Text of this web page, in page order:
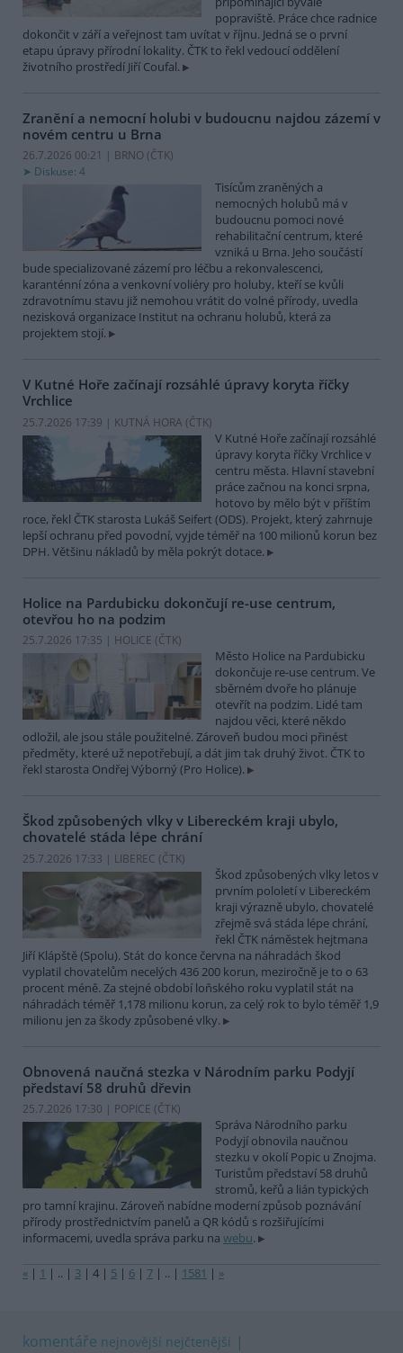
popraviště. Práce chce radnice
dokončit v září a veřejnost tam uvítat v říjnu. Jedná se o první
etapu úpravy přírodní lokality. ČTK to řekl vedoucí oddělení
životního prostředí Jiří Coufal.
Zranění a nemocní holubi v budoucnu najdou zázemí v
novém centru u Brna
26.7.2026 00:21 | BRNO (ČTK)
Diskuse: 4
Tisícům zraněných a
nemocných holubů má v
budoucnu pomoci nové
rehabilitační centrum, které
vzniká u Brna. Jeho součástí
bude specializované zázemí pro léčbu a rekonvalescenci,
karanténní zóna a venkovní voliéry pro holuby, kteří se kvůli
zdravotnímu stavu již nemohou vrátit do volné přírody, uvedla
nezisková organizace Institut na ochranu holubů, která za
projektem stojí.
V Kutné Hoře začínají rozsáhlé úpravy koryta říčky
Vrchlice
25.7.2026 17:39 | KUTNÁ HORA (ČTK)
V Kutné Hoře začínají rozsáhlé
úpravy koryta říčky Vrchlice v
centru města. Hlavní stavební
práce začnou na konci srpna,
hotovo by mělo být v příštím
roce, řekl ČTK starosta Lukáš Seifert (ODS). Projekt, který zahrnuje
lepší ochranu před povodní, vyjde téměř na 100 milionů korun bez
DPH. Většinu nákladů by měla pokrýt dotace.
Holice na Pardubicku dokončují re-use centrum,
otevřou ho na podzim
25.7.2026 17:35 | HOLICE (ČTK)
Město Holice na Pardubicku
dokončuje re-use centrum. Ve
sběrném dvoře ho plánuje
otevřít na podzim. Lidé tam
najdou věci, které někdo
odložil, ale jsou stále použitelné. Zároveň budou moci přinést
předměty, které už nepotřebují, a dát jim tak druhý život. ČTK to
řekl starosta Ondřej Výborný (Pro Holice).
Škod způsobených vlky v Libereckém kraji ubylo,
chovatelé stáda lépe chrání
25.7.2026 17:33 | LIBEREC (ČTK)
Škod způsobených vlky letos v
prvním pololetí v Libereckém
kraji výrazně ubylo, chovatelé
zřejmě svá stáda lépe chrání,
řekl ČTK náměstek hejtmana
Jiří Klápště (Spolu). Stát do konce června na náhradách škod
vyplatil chovatelům necelých 436 200 korun, meziročně je to o 63
procent méně. Za stejné období loňského roku vyplatil stát na
náhradách téměř 1,178 milionu korun, za celý rok to bylo téměř 1,9
milionu jen za škody způsobené vlky.
Obnovená naučná stezka v Národním parku Podyjí
představí 58 druhů dřevin
25.7.2026 17:30 | POPICE (ČTK)
Správa Národního parku
Podyjí obnovila naučnou
stezku v okolí Popic u Znojma.
Turistům představí 58 druhů
stromů, keřů a lián typických
pro tamní krajinu. Zároveň nabídne moderní způsob poznávání
přírody prostřednictvím panelů a QR kódů s rozšiřujícími
informacemi, uvedla správa parku na webu.
« | 1 | .. | 3 | 4 | 5 | 6 | 7 | .. | 1581 | »
komentáře nejnovější nejčtenější